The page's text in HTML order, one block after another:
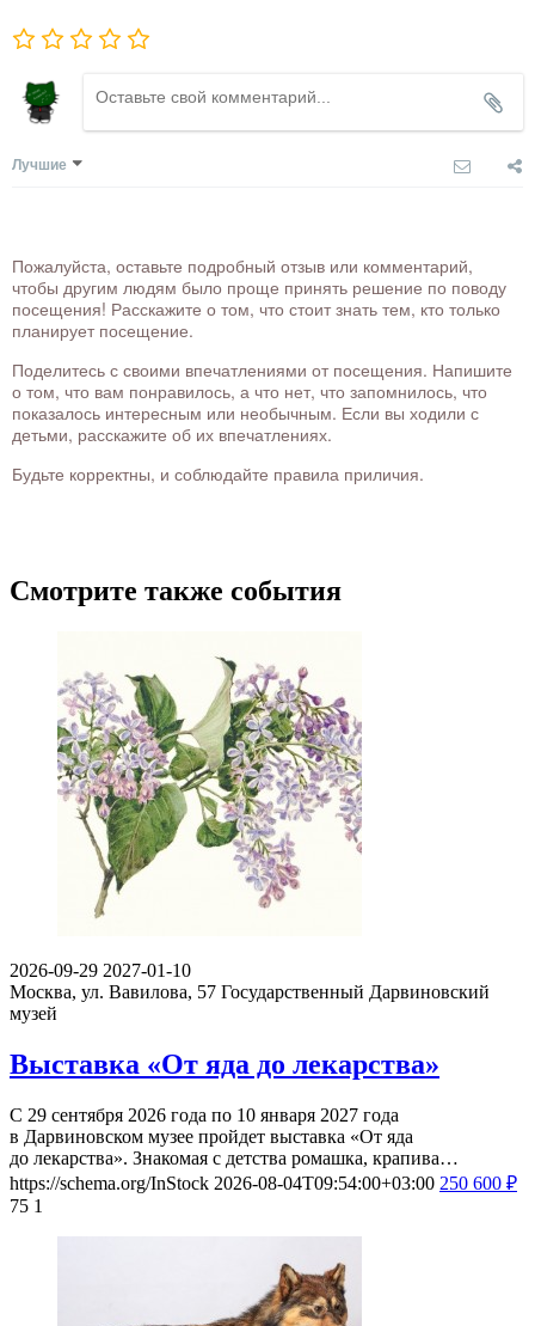
Лучшие
Пожалуйста, оставьте подробный отзыв или комментарий,
чтобы другим людям было проще принять решение по поводу
посещения! Расскажите о том, что стоит знать тем, кто только
планирует посещение.
Поделитесь с своими впечатлениями от посещения. Напишите
о том, что вам понравилось, а что нет, что запомнилось, что
показалось интересным или необычным. Если вы ходили с
детьми, расскажите об их впечатлениях.
Будьте корректны, и соблюдайте правила приличия.
Смотрите также события
2026-09-29 2027-01-10
Москва, ул. Вавилова, 57 Государственный Дарвиновский
музей
Выставка «От яда до лекарства»
С 29 сентября 2026 года по 10 января 2027 года
в Дарвиновском музее пройдет выставка «От яда
до лекарства». Знакомая с детства ромашка, крапива…
https://schema.org/InStock 2026-08-04T09:54:00+03:00 250 600 ₽
75 1